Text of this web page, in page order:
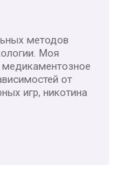
методов
Моя
от
игр, никотина